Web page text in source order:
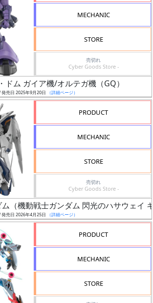
MECHANIC
STORE
売切れ
Cyber Goods Store -
ドム ガイア機/オルテガ機（GQ）
売日 2025年9月20日 （詳細ページ）
PRODUCT
MECHANIC
STORE
売切れ
Cyber Goods Store -
（機動戦士ガンダム 閃光のハサウェイ
売日 2026年4月25日 （詳細ページ）
PRODUCT
MECHANIC
STORE